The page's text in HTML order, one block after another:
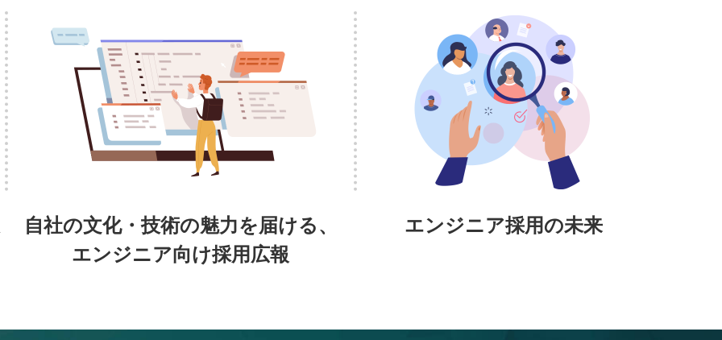
自社の文化・技術の魅力を届ける、
エンジニア向け採用広報
エンジニア採用の未来